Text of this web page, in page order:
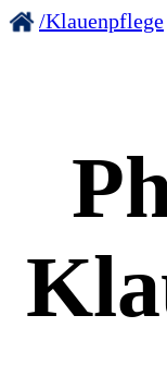
/Klauenpflege